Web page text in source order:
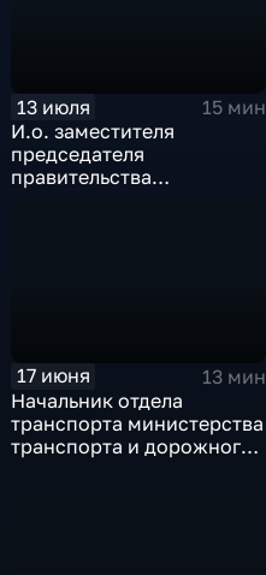
13 июля
15 мин
И.о. заместителя
председателя
правительства
17 июня
13 мин
Начальник отдела
транспорта министерства
транспорта и дорожного